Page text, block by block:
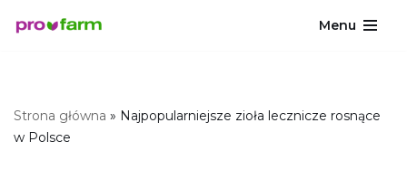
Menu
Strona główna » Najpopularniejsze zioła lecznicze rosnące
w Polsce